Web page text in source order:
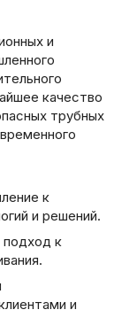
и
качество
трубных
к
и решений.
к
и